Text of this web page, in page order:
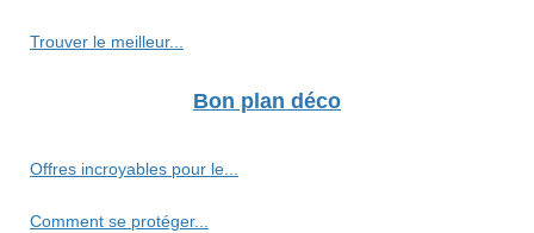
Trouver le meilleur...
Bon plan déco
Offres incroyables pour le...
Comment se protéger...